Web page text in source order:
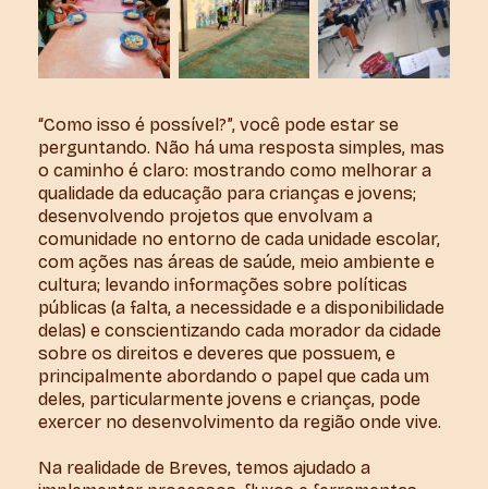
“Como isso é possível?”, você pode estar se
perguntando. Não há uma resposta simples, mas
o caminho é claro: mostrando como melhorar a
qualidade da educação para crianças e jovens;
desenvolvendo projetos que envolvam a
comunidade no entorno de cada unidade escolar,
com ações nas áreas de saúde, meio ambiente e
cultura; levando informações sobre políticas
públicas (a falta, a necessidade e a disponibilidade
delas) e conscientizando cada morador da cidade
sobre os direitos e deveres que possuem, e
principalmente abordando o papel que cada um
deles, particularmente jovens e crianças, pode
exercer no desenvolvimento da região onde vive.
Na realidade de Breves, temos ajudado a